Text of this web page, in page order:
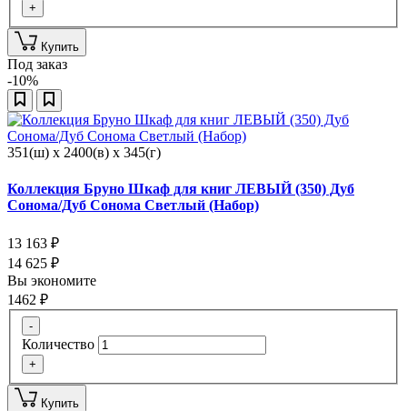
+
Купить
Под заказ
-10%
351(ш) x 2400(в) x 345(г)
Коллекция Бруно Шкаф для книг ЛЕВЫЙ (350) Дуб
Сонома/Дуб Сонома Светлый (Набор)
13 163 ₽
14 625 ₽
Вы экономите
1462 ₽
-
Количество
+
Купить